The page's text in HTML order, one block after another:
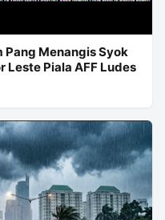
Pang Menangis Syok
Leste Piala AFF Ludes